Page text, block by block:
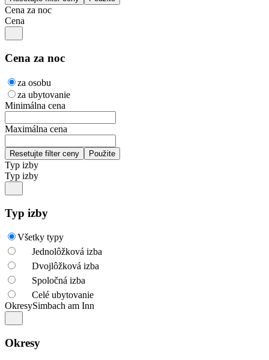
Cena za noc
Cena
Cena za noc
za osobu
za ubytovanie
Minimálna cena
Maximálna cena
Typ izby
Typ izby
Typ izby
Všetky typy
Jednolôžková izba
Dvojlôžková izba
Spoločná izba
Celé ubytovanie
OkresySimbach am Inn
Okresy